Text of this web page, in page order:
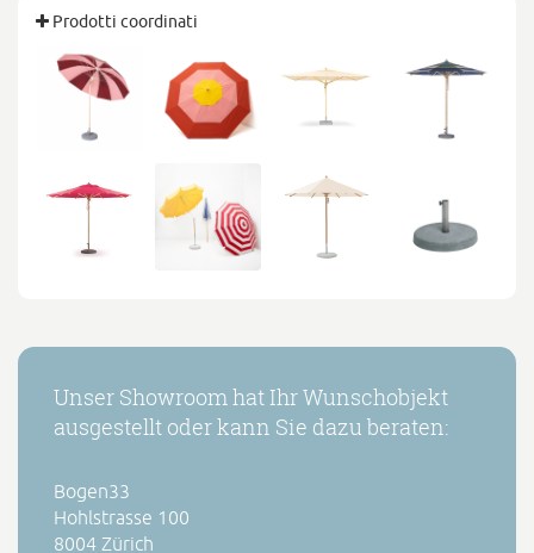
Prodotti coordinati
Unser Showroom hat Ihr Wunschobjekt
ausgestellt oder kann Sie dazu beraten:
Bogen33
Hohlstrasse 100
8004 Zürich